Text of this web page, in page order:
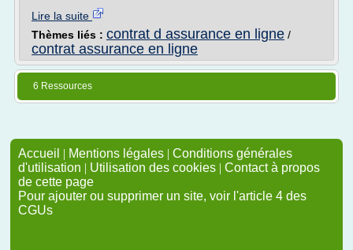
Lire la suite
Thèmes liés : contrat d assurance en ligne /
contrat assurance en ligne
6 Ressources
Accueil | Mentions légales | Conditions générales
d'utilisation | Utilisation des cookies | Contact à propos
de cette page
Pour ajouter ou supprimer un site, voir l'article 4 des
CGUs